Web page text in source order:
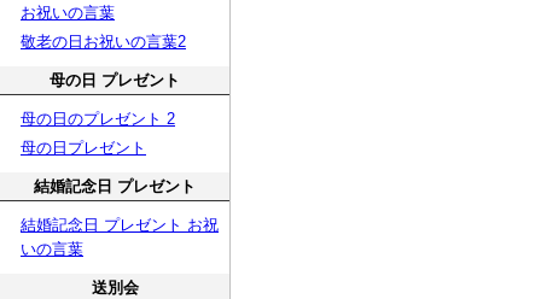
お祝いの言葉
敬老の日お祝いの言葉2
母の日 プレゼント
母の日のプレゼント 2
母の日プレゼント
結婚記念日 プレゼント
結婚記念日 プレゼント お祝
いの言葉
送別会